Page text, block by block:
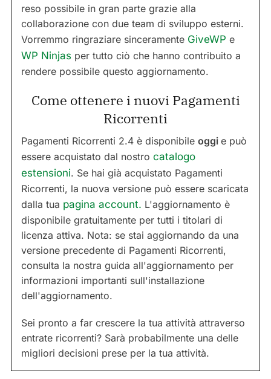
reso possibile in gran parte grazie alla
collaborazione con due team di sviluppo esterni.
Vorremmo ringraziare sinceramente GiveWP e
WP Ninjas per tutto ciò che hanno contribuito a
rendere possibile questo aggiornamento.
Come ottenere i nuovi Pagamenti
Ricorrenti
Pagamenti Ricorrenti 2.4 è disponibile oggi e può
essere acquistato dal nostro catalogo
estensioni. Se hai già acquistato Pagamenti
Ricorrenti, la nuova versione può essere scaricata
dalla tua pagina account. L'aggiornamento è
disponibile gratuitamente per tutti i titolari di
licenza attiva. Nota: se stai aggiornando da una
versione precedente di Pagamenti Ricorrenti,
consulta la nostra guida all'aggiornamento per
informazioni importanti sull'installazione
dell'aggiornamento.
Sei pronto a far crescere la tua attività attraverso
entrate ricorrenti? Sarà probabilmente una delle
migliori decisioni prese per la tua attività.